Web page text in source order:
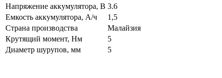
Напряжение аккумулятора, В 3.6
Емкость аккумулятора, А/ч
1,5
Страна производства
Малайзия
Крутящий момент, Нм
5
Диаметр шурупов, мм
5